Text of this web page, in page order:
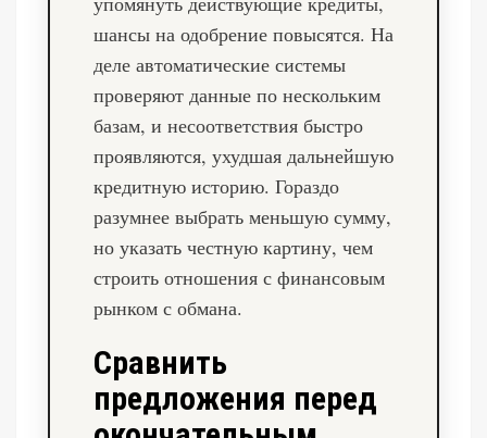
шансы на одобрение повысятся. На
деле автоматические системы
проверяют данные по нескольким
базам, и несоответствия быстро
проявляются, ухудшая дальнейшую
кредитную историю. Гораздо
разумнее выбрать меньшую сумму,
но указать честную картину, чем
строить отношения с финансовым
рынком с обмана.
Сравнить
предложения перед